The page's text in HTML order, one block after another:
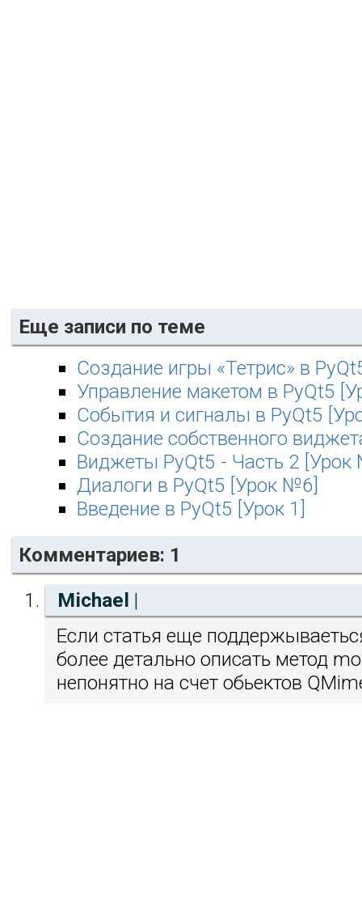
Еще записи по теме
Создание игры «Тетрис» в
Управление макетом в PyQt5
События и сигналы в PyQt5
Создание собственного
Виджеты PyQt5 - Часть 2
Диалоги в PyQt5 [Урок №6]
Введение в PyQt5 [Урок 1]
Комментариев: 1
Michael |
Если статья еще
более детально описать метод
непонятно на счет обьектов